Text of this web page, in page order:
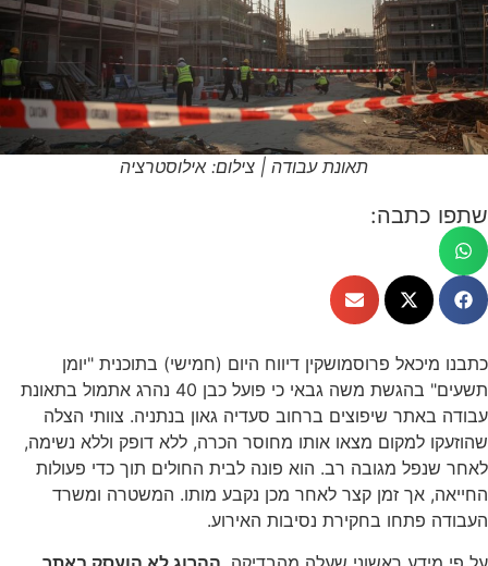
תאונת עבודה | צילום: אילוסטרציה
שתפו כתבה:
כתבנו מיכאל פרוסמושקין דיווח היום (חמישי) בתוכנית "יומן
תשעים" בהגשת משה גבאי כי פועל כבן 40 נהרג אתמול בתאונת
עבודה באתר שיפוצים ברחוב סעדיה גאון בנתניה. צוותי הצלה
שהוזעקו למקום מצאו אותו מחוסר הכרה, ללא דופק וללא נשימה,
לאחר שנפל מגובה רב. הוא פונה לבית החולים תוך כדי פעולות
החייאה, אך זמן קצר לאחר מכן נקבע מותו. המשטרה ומשרד
העבודה פתחו בחקירת נסיבות האירוע.